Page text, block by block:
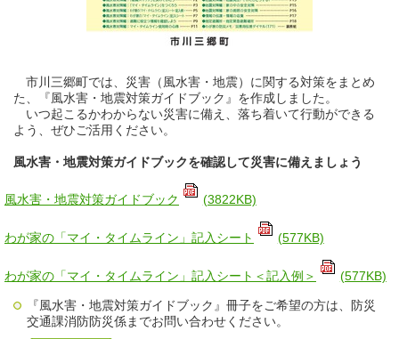
市川三郷町では、災害（風水害・地震）に関する対策をまとめ
た、『風水害・地震対策ガイドブック』を作成しました。
いつ起こるかわからない災害に備え、落ち着いて行動ができる
よう、ぜひご活用ください。
風水害・地震対策ガイドブックを確認して災害に備えましょう
風水害・地震対策ガイドブック (3822KB)
わが家の「マイ・タイムライン」記入シート (577KB)
わが家の「マイ・タイムライン」記入シート＜記入例＞ (577KB)
『風水害・地震対策ガイドブック』冊子をご希望の方は、防災
交通課消防防災係までお問い合わせください。